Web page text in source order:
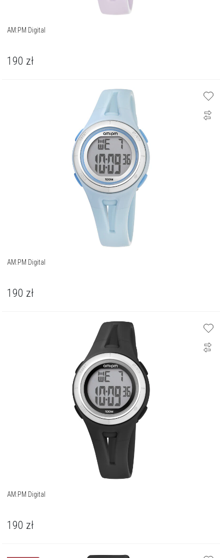
AM:PM Digital
190 zł
AM:PM Digital
190 zł
AM:PM Digital
190 zł